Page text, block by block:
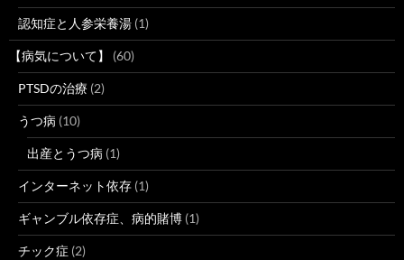
認知症と人参栄養湯 (1)
【病気について】 (60)
PTSDの治療 (2)
うつ病 (10)
出産とうつ病 (1)
インターネット依存 (1)
ギャンブル依存症、病的賭博 (1)
チック症 (2)